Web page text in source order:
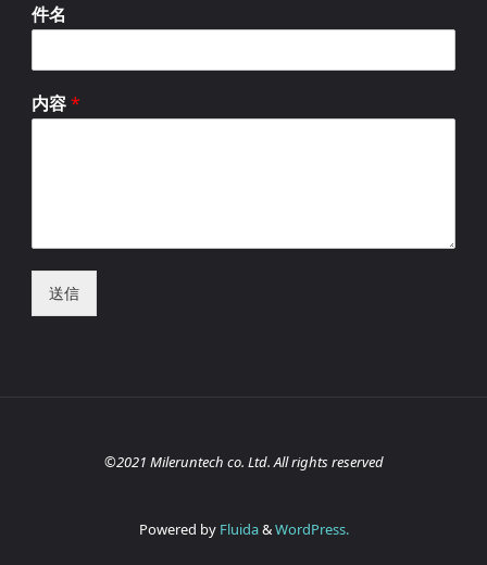
件名
内容*
送信
©2021 Mileruntech co. Ltd. All rights reserved
Powered byFluida&WordPress.